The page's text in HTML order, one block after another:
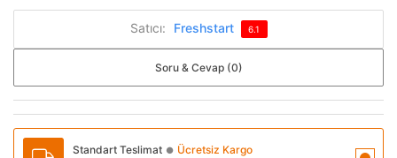
Satıcı: Freshstart 6.1
Soru & Cevap (0)
Standart Teslimat ● Ücretsiz Kargo